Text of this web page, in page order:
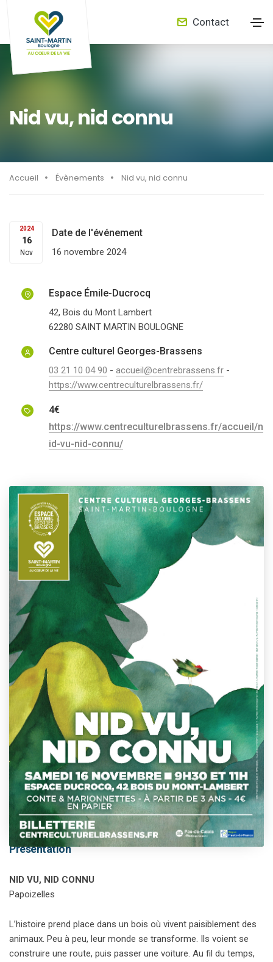
Contact
Nid vu, nid connu
Accueil Évènements Nid vu, nid connu
2024
16
Nov
Date de l'événement
16 novembre 2024
Espace Émile-Ducrocq
42, Bois du Mont Lambert
62280 SAINT MARTIN BOULOGNE
Centre culturel Georges-Brassens
03 21 10 04 90 - accueil@centrebrassens.fr -
https://www.centreculturelbrassens.fr/
4€
https://www.centreculturelbrassens.fr/accueil/n
id-vu-nid-connu/
This event has passed.
Présentation
NID VU, NID CONNU
Papoizelles
L’histoire prend place dans un bois où vivent paisiblement des
animaux. Peu à peu, leur monde se transforme. Ils voient se
construire une route, puis passer une voiture. Au fil du temps,